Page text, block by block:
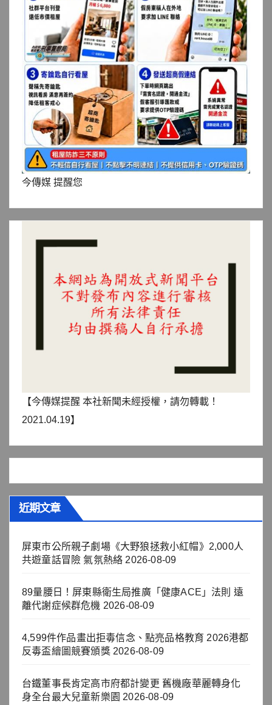
今傳媒 提醒您
【今傳媒提醒 本社新聞未經授權，請勿轉載！
2021.04.19】
近期文章
屏東市公所親子劇場《大野狼拯救小紅帽》2,000人
共遊童話冒險 氣氛熱絡 2026-08-09
89量腰日！屏東縣衛生局推廣「健康ACE」法則 遠
離代謝症候群危機 2026-08-09
4,599件作品畫出拒毒信念、點亮品格教育 2026港都
反毒盃繪圖競賽頒獎 2026-08-09
台鐵董事長肯定高市府都計變更 舊機廠華麗轉身化
身全台最大兒童新樂園 2026-08-09